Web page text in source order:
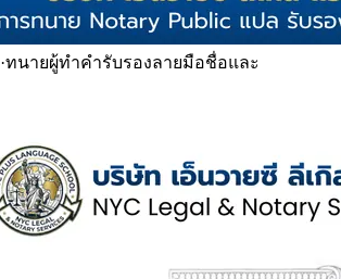
·ทนายผู้ทำคำรับรองลายมือชื่อและ